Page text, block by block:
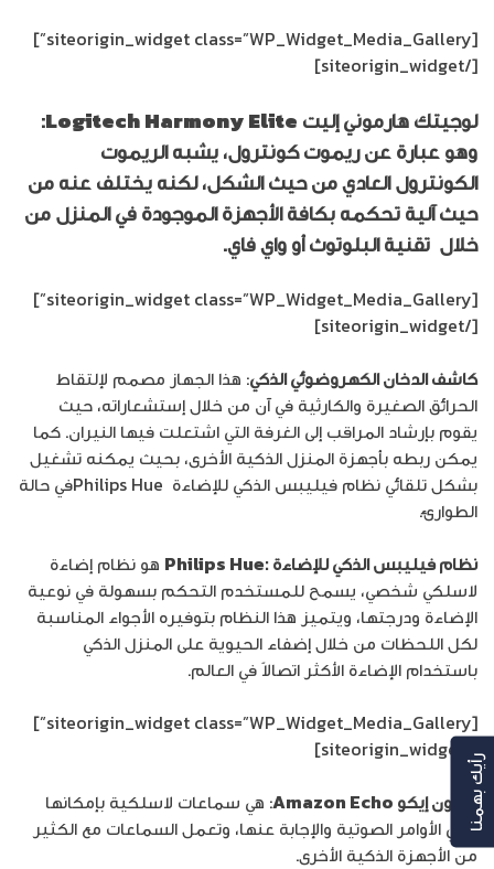
[siteorigin_widget class=”WP_Widget_Media_Gallery”]
[/siteorigin_widget]
لوجيتك هارموني إليت Logitech Harmony Elite
:
وهو عبارة عن ريموت كونترول، يشبه الريموت
الكونترول العادي من حيث الشكل، لكنه يختلف عنه من
حيث آلية تحكمه بكافة الأجهزة الموجودة في المنزل من
خلال تقنية البلوتوث أو واي فاي.
[siteorigin_widget class=”WP_Widget_Media_Gallery”]
[/siteorigin_widget]
كاشف الدخان الكهروضوئي الذكي: هذا الجهاز مصمم لإلتقاط
الحرائق الصغيرة والكارثية في آن من خلال إستشعاراته، حيث
يقوم بإرشاد المراقب إلى الغرفة التي اشتعلت فيها النيران. كما
يمكن ربطه بأجهزة المنزل الذكية الأخرى، بحيث يمكنه تشغيل
بشكل تلقائي نظام فيليبس الذكي للإضاءة Philips Hueفي حالة
الطوارئ.
نظام فيليبس الذكي للإضاءة:Philips Hue
هو نظام إضاءة
لاسلكي شخصي، يسمح للمستخدم التحكم بسهولة في نوعية
الإضاءة ودرجتها، ويتميز هذا النظام بتوفيره الأجواء المناسبة
لكل اللحظات من خلال إضفاء الحيوية على المنزل الذكي
باستخدام الإضاءة الأكثر اتصالاً في العالم.
[siteorigin_widget class=”WP_Widget_Media_Gallery”]
[/siteorigin_widget]
أمازون إيكو Amazon Echo: هي سماعات لاسلكية بإمكانها
تلقّي الأوامر الصوتية والإجابة عنها، وتعمل السماعات مع الكثير
من الأجهزة الذكية الأخرى.
رأيك بهمنا